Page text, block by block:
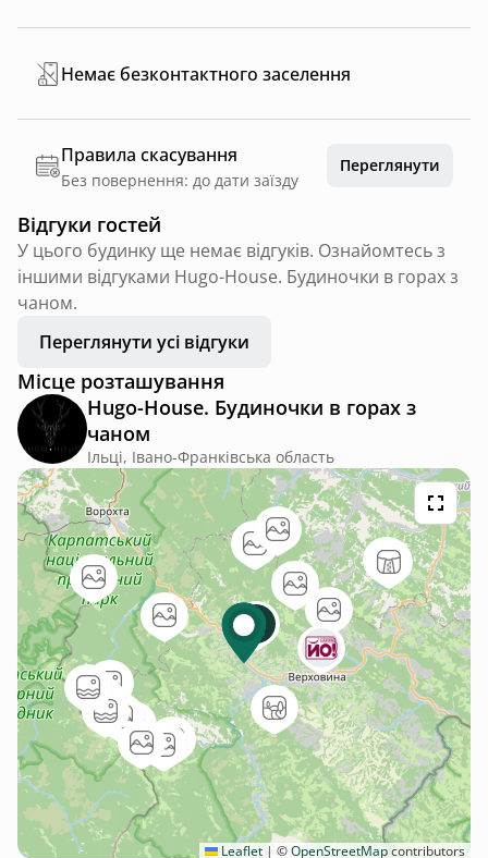
Немає безконтактного заселення
Правила скасування
Без повернення: до дати заїзду
Переглянути
Відгуки гостей
У цього будинку ще немає відгуків. Ознайомтесь з
іншими відгуками Hugo-House. Будиночки в горах з
чаном.
Переглянути усі відгуки
Місце розташування
Hugo-House. Будиночки в горах з
чаном
Ільці, Івано-Франківська область
Leaflet | ©OpenStreetMapcontributors